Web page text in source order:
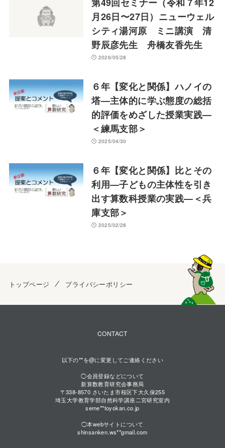
月26日〜27日）ニューウェル
シティ湯河原 ミニ講演 清
野辰彦先生 舟橋友香先生
2026/05/28
６年【変化と関係】ハノイの
塔—主体的に学ぶ態度の総括
的評価をめざした授業実践—
＜練馬支部＞
2025/04/30
６年【変化と関係】比とその
利用—子どもの主体性を引き
出す算数科授業の実践—＜兵
庫支部＞
2025/02/28
トップページ プライバシーポリシー
CONTACT
以下の**を@に変更してご連絡ください
◯会員登録などについて
新算数教育研究会事務局
〒338-8570 さいたま市桜区下大久保255
埼玉大学教育学部自然科学講座二宮研究室内
seme**toyokan.co.jp
◯本webサイトについて
shinsanken.ws**gmail.com